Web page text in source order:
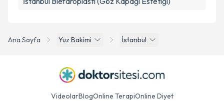
Ana Sayfa Yuz Bakimi İstanbul
VideolarBlogOnline TerapiOnline Diyet